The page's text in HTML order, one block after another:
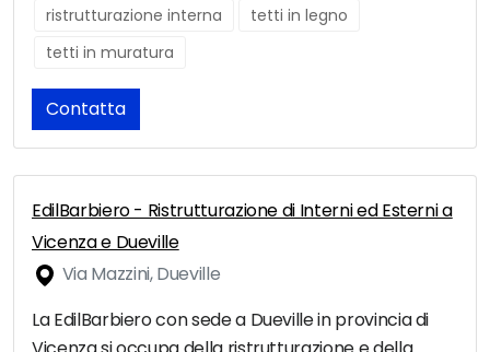
ristrutturazione interna
tetti in legno
tetti in muratura
Contatta
EdilBarbiero - Ristrutturazione di Interni ed Esterni a
Vicenza e Dueville
Via Mazzini, Dueville
La EdilBarbiero con sede a Dueville in provincia di